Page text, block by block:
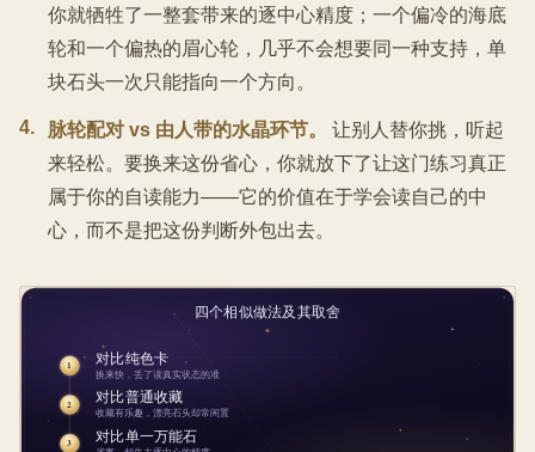
你就牺牲了一整套带来的逐中心精度；一个偏冷的海底
轮和一个偏热的眉心轮，几乎不会想要同一种支持，单
块石头一次只能指向一个方向。
4. 脉轮配对 vs 由人带的水晶环节。
让别人替你挑，听起
来轻松。要换来这份省心，你就放下了让这门练习真正
属于你的自读能力——它的价值在于学会读自己的中
心，而不是把这份判断外包出去。